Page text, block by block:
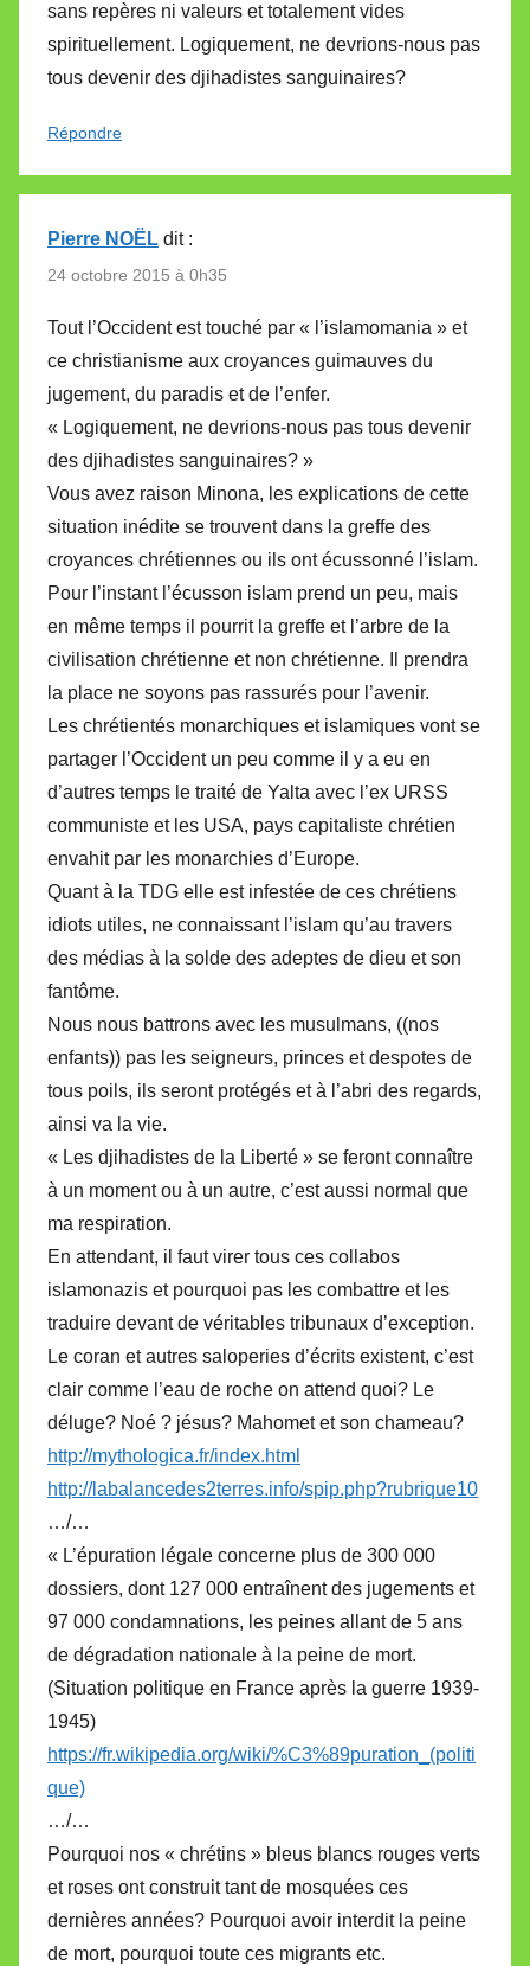
sans repères ni valeurs et totalement vides
spirituellement. Logiquement, ne devrions-nous pas
tous devenir des djihadistes sanguinaires?
Répondre
Pierre NOËL dit :
24 octobre 2015 à 0h35
Tout l’Occident est touché par « l’islamomania » et
ce christianisme aux croyances guimauves du
jugement, du paradis et de l’enfer.
« Logiquement, ne devrions-nous pas tous devenir
des djihadistes sanguinaires? »
Vous avez raison Minona, les explications de cette
situation inédite se trouvent dans la greffe des
croyances chrétiennes ou ils ont écussonné l’islam.
Pour l’instant l’écusson islam prend un peu, mais
en même temps il pourrit la greffe et l’arbre de la
civilisation chrétienne et non chrétienne. Il prendra
la place ne soyons pas rassurés pour l’avenir.
Les chrétientés monarchiques et islamiques vont se
partager l’Occident un peu comme il y a eu en
d’autres temps le traité de Yalta avec l’ex URSS
communiste et les USA, pays capitaliste chrétien
envahit par les monarchies d’Europe.
Quant à la TDG elle est infestée de ces chrétiens
idiots utiles, ne connaissant l’islam qu’au travers
des médias à la solde des adeptes de dieu et son
fantôme.
Nous nous battrons avec les musulmans, ((nos
enfants)) pas les seigneurs, princes et despotes de
tous poils, ils seront protégés et à l’abri des regards,
ainsi va la vie.
« Les djihadistes de la Liberté » se feront connaître
à un moment ou à un autre, c’est aussi normal que
ma respiration.
En attendant, il faut virer tous ces collabos
islamonazis et pourquoi pas les combattre et les
traduire devant de véritables tribunaux d’exception.
Le coran et autres saloperies d’écrits existent, c’est
clair comme l’eau de roche on attend quoi? Le
déluge? Noé ? jésus? Mahomet et son chameau?
http://mythologica.fr/index.html
http://labalancedes2terres.info/spip.php?rubrique10
…/…
« L’épuration légale concerne plus de 300 000
dossiers, dont 127 000 entraînent des jugements et
97 000 condamnations, les peines allant de 5 ans
de dégradation nationale à la peine de mort.
(Situation politique en France après la guerre 1939-
1945)
https://fr.wikipedia.org/wiki/%C3%89puration_(politi
que)
…/…
Pourquoi nos « chrétins » bleus blancs rouges verts
et roses ont construit tant de mosquées ces
dernières années? Pourquoi avoir interdit la peine
de mort, pourquoi toute ces migrants etc.